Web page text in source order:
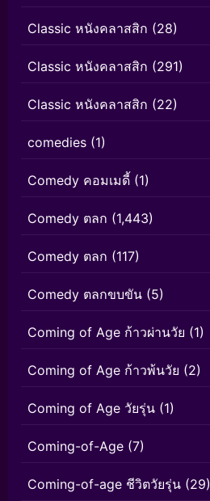
Classic หนังคลาสสิก (28)
Classic หนังคลาสสิก (291)
Classic หนังคลาสสิก (22)
comedies (1)
Comedy คอมเมดี้ (1)
Comedy ตลก (1,443)
Comedy ตลก (117)
Comedy ตลกขบขัน (5)
Coming of Age ก้าวผ่านวัย (1)
Coming of Age ก้าวพ้นวัย (2)
Coming of Age วัยรุ่น (1)
Coming-of-Age (7)
Coming-of-age ชีวิตวัยรุ่น (29)